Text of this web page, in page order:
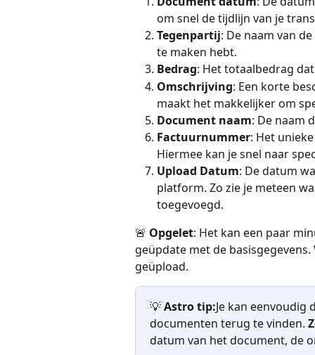
om snel de tijdlijn van je
Tegenpartij: De naam van
te maken hebt.
Bedrag: Het totaalbedrag
Omschrijving: Een korte
maakt het makkelijker om
Document naam: De naam
Factuurnummer: Het
Hiermee kan je snel naar
Upload Datum: De datum
platform. Zo zie je meteen
toegevoegd.
🚨 Opgelet: Het kan een paar
geüpdate met de
geüpload.
💡 Astro tip:Je kan
documenten terug te vinden.
datum van het document, de